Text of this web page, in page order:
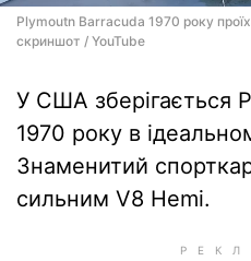
Plymoutn Barracuda 1970 року
скриншот / YouTube
У США зберігається
1970 року в
Знаменитий
сильним V8 Hemi.